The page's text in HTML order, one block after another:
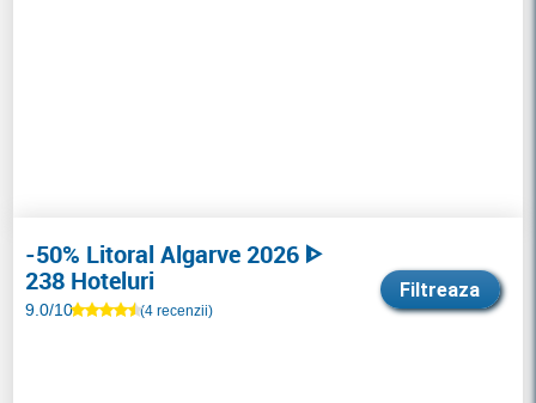
-50% Litoral Algarve 2026 ᐈ
238 Hoteluri
9.0/10 (4 recenzii)
Filtreaza